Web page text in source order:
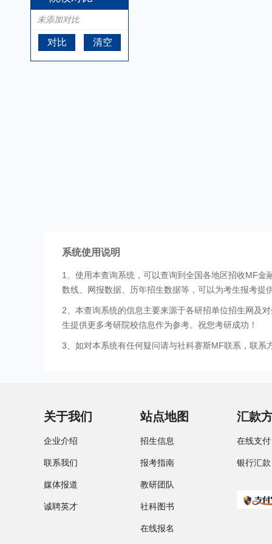
系统使用说明
1、使用本查询系统，可以查询到全国各地区招收MF
数线、网报数据、历年招生数据等，可以为考生报考提
2、本查询系统的信息主要来源于各研招单位招生网及
生提供更多考研院校信息作为参考。祝您考研成功！
3、如对本系统有任何疑问请与社科赛斯MF联系，联
未添加对比
对比 清空
关于我们
企业介绍
联系我们
媒体报道
诚聘英才
站点地图
招生信息
报考指南
教研团队
社科图书
在线报名
汇款
在线支
银行汇